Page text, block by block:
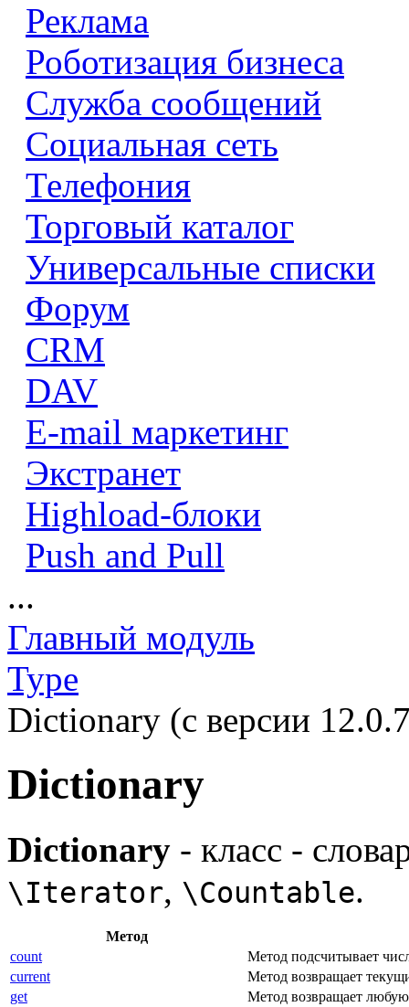
Реклама
Роботизация бизнеса
Служба сообщений
Социальная сеть
Телефония
Торговый каталог
Универсальные списки
Форум
CRM
DAV
E-mail маркетинг
Экстранет
Highload-блоки
Push and Pull
...
Главный модуль
Type
Dictionary (с версии
Dictionary
Dictionary - класс -
\Iterator, \Countable.
Метод
count
Метод подсчитывает
current
Метод возвращает
get
Метод возвращает